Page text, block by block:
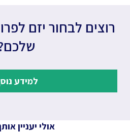
למידע
אולי יעניין